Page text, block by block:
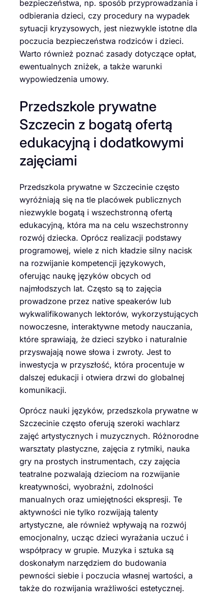
bezpieczeństwa, np. sposób przyprowadzania i
odbierania dzieci, czy procedury na wypadek
sytuacji kryzysowych, jest niezwykle istotne dla
poczucia bezpieczeństwa rodziców i dzieci.
Warto również poznać zasady dotyczące opłat,
ewentualnych zniżek, a także warunki
wypowiedzenia umowy.
Przedszkole prywatne
Szczecin z bogatą ofertą
edukacyjną i dodatkowymi
zajęciami
Przedszkola prywatne w Szczecinie często
wyróżniają się na tle placówek publicznych
niezwykle bogatą i wszechstronną ofertą
edukacyjną, która ma na celu wszechstronny
rozwój dziecka. Oprócz realizacji podstawy
programowej, wiele z nich kładzie silny nacisk
na rozwijanie kompetencji językowych,
oferując naukę języków obcych od
najmłodszych lat. Często są to zajęcia
prowadzone przez native speakerów lub
wykwalifikowanych lektorów, wykorzystujących
nowoczesne, interaktywne metody nauczania,
które sprawiają, że dzieci szybko i naturalnie
przyswajają nowe słowa i zwroty. Jest to
inwestycja w przyszłość, która procentuje w
dalszej edukacji i otwiera drzwi do globalnej
komunikacji.
Oprócz nauki języków, przedszkola prywatne w
Szczecinie często oferują szeroki wachlarz
zajęć artystycznych i muzycznych. Różnorodne
warsztaty plastyczne, zajęcia z rytmiki, nauka
gry na prostych instrumentach, czy zajęcia
teatralne pozwalają dzieciom na rozwijanie
kreatywności, wyobraźni, zdolności
manualnych oraz umiejętności ekspresji. Te
aktywności nie tylko rozwijają talenty
artystyczne, ale również wpływają na rozwój
emocjonalny, ucząc dzieci wyrażania uczuć i
współpracy w grupie. Muzyka i sztuka są
doskonałym narzędziem do budowania
pewności siebie i poczucia własnej wartości, a
także do rozwijania wrażliwości estetycznej.